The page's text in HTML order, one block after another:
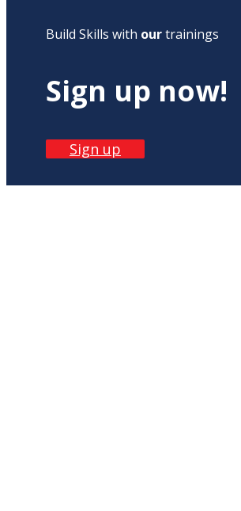
Build Skills with ourtrainings
Sign up now!
Sign up